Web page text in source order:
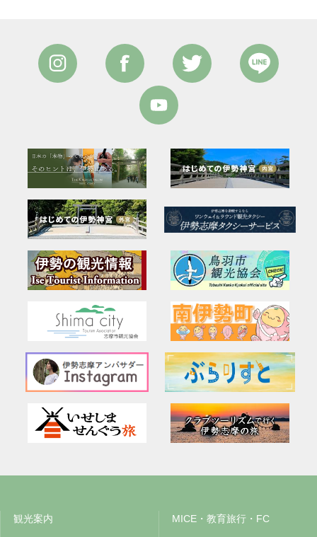
観光案内 MICE・教育旅行・FC